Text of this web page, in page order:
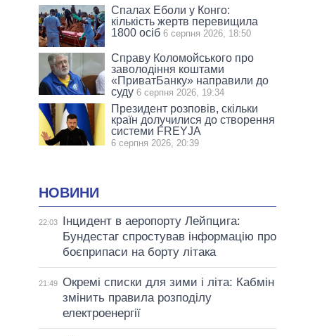
Спалах Еболи у Конго:
кількість жертв перевищила
1800 осіб 6 серпня 2026, 18:50
Справу Коломойського про
заволодіння коштами
«ПриватБанку» направили до
суду 6 серпня 2026, 19:34
Президент розповів, скільки
країн долучилися до створення
системи FREYJA
6 серпня 2026, 20:39
НОВИНИ
22:03
Інцидент в аеропорту Лейпцига:
Бундестаг спростував інформацію про
боєприпаси на борту літака
21:49 Окремі списки для зими і літа: Кабмін
змінить правила розподілу
електроенергії